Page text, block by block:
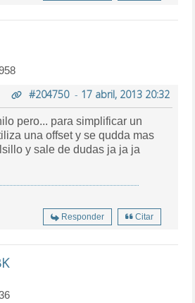
#204750- 17 abril, 2013 20:32
pero... para simplificar un
una offset y se qudda mas
y sale de dudas ja ja ja
Responder Citar